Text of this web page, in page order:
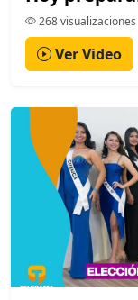
268 visualizaciones
Ver Video